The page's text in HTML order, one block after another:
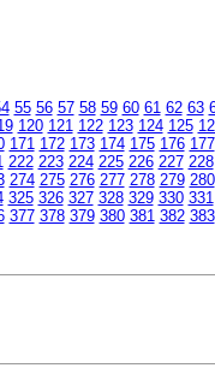
55 56 57 58 59 60 61 62 63
120 121 122 123 124 125
171 172 173 174 175 176 177
222 223 224 225 226 227 228
274 275 276 277 278 279 280
325 326 327 328 329 330 331
377 378 379 380 381 382 383